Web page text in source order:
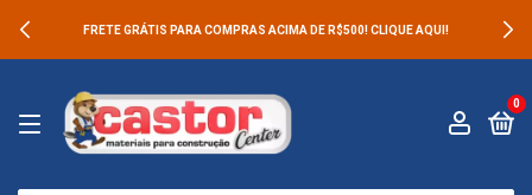
FRETE GRÁTIS PARA COMPRAS ACIMA DE R$500! CLIQUE AQUI!
0